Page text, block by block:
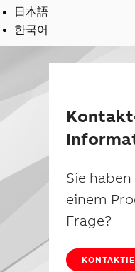
日本語
한국어
Sie
einem
Frage?